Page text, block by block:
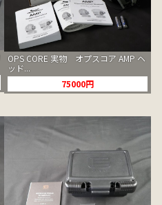
OPS CORE 実物 オプスコア AMP ヘ
ッド...
75000円